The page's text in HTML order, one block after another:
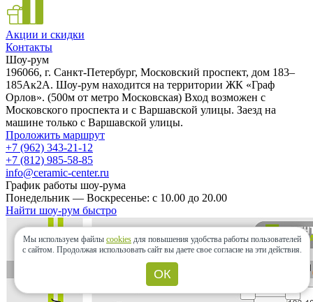
Акции и скидки
Контакты
Шоу-рум
196066, г. Санкт-Петербург, Московский проспект, дом 183–
185Ак2А. Шоу-рум находится на территории ЖК «Граф
Орлов». (500м от метро Московская) Вход возможен с
Московского проспекта и с Варшавской улицы. Заезд на
машине только с Варшавской улицы.
Проложить маршрут
+7 (962) 343-21-12
+7 (812) 985-58-85
info@ceramic-center.ru
График работы шоу-рума
Понедельник — Воскресенье: с 10.00 до 20.00
Найти шоу-рум быстро
Мы используем файлы cookies для повышения удобства работы пользователей
с сайтом. Продолжая использовать сайт вы даете свое согласие на эти действия.
ОК